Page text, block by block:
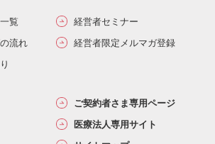
覧
経営者セミナー
流れ
経営者限定メルマガ登録
ご契約者さま専用ページ
医療法人専用サイト